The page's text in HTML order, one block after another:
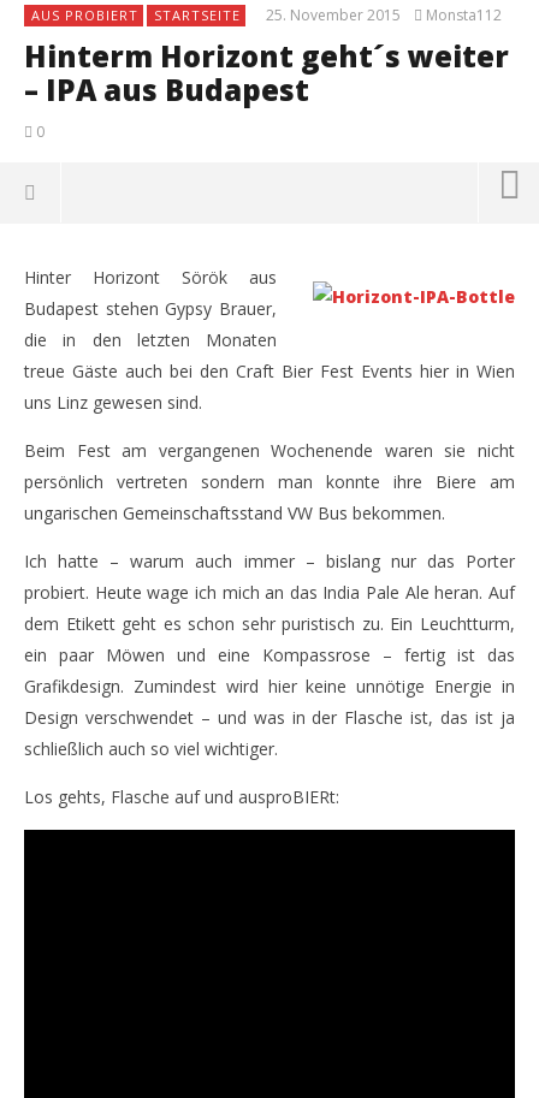
AUS PROBIERT STARTSEITE 25. November 2015 Monsta112
Hinterm Horizont geht´s weiter
– IPA aus Budapest
0
NOW VIEWING
Hinterm Horizont geht´s weiter – IPA aus Budapest
25.
November
Monsta112
Hinter Horizont Sörök aus
Budapest stehen Gypsy Brauer,
die in den letzten Monaten
treue Gäste auch bei den Craft Bier Fest Events hier in Wien
uns Linz gewesen sind.
Beim Fest am vergangenen Wochenende waren sie nicht
persönlich vertreten sondern man konnte ihre Biere am
ungarischen Gemeinschaftsstand VW Bus bekommen.
Ich hatte – warum auch immer – bislang nur das Porter
probiert. Heute wage ich mich an das India Pale Ale heran. Auf
dem Etikett geht es schon sehr puristisch zu. Ein Leuchtturm,
ein paar Möwen und eine Kompassrose – fertig ist das
Grafikdesign. Zumindest wird hier keine unnötige Energie in
Design verschwendet – und was in der Flasche ist, das ist ja
schließlich auch so viel wichtiger.
Los gehts, Flasche auf und ausproBIERt: